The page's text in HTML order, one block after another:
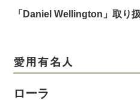
「Daniel Wellington」取り
愛用有名人
ローラ